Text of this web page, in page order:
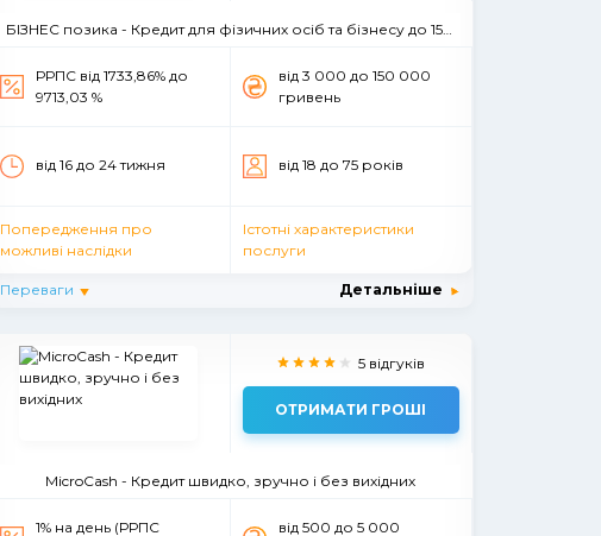
БІЗНЕС позика - Кредит для фізичних осіб та бізнесу до 150 000 гривен
РРПС вiд 1733,86% до
9713,03 %
вiд 3 000 до 150 000
гривень
від 16 до 24 тижня вiд 18 до 75 рокiв
Попередження про
можливі наслідки
Істотні характеристики
послуги
Переваги Детальніше
5 відгуків
ОТРИМАТИ ГРОШІ
MicroCash - Кредит швидко, зручно і без вихідних
1% на день (РРПС
вiд 500 до 5 000